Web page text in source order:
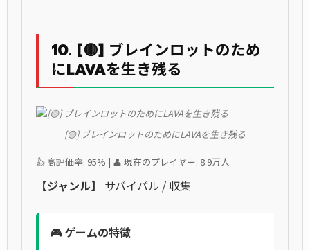
10. [🟡] ブレインロットのため
にLAVAを生き残る
[🟡] ブレインロットのためにLAVAを生き残る
👍 高評価率: 95% | 👤 現在のプレイヤー: 8.9万人
【ジャンル】 サバイバル / 収集
🎮 ゲームの特徴